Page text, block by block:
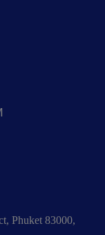
Phuket 83000,